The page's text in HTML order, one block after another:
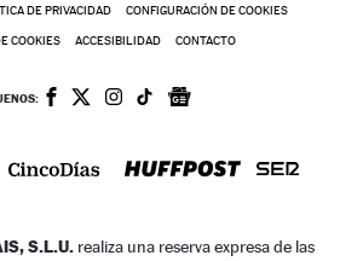
DE PRIVACIDAD CONFIGURACIÓN DE COOKIES
COOKIES ACCESIBILIDAD CONTACTO
S.L.U. realiza una reserva expresa de las